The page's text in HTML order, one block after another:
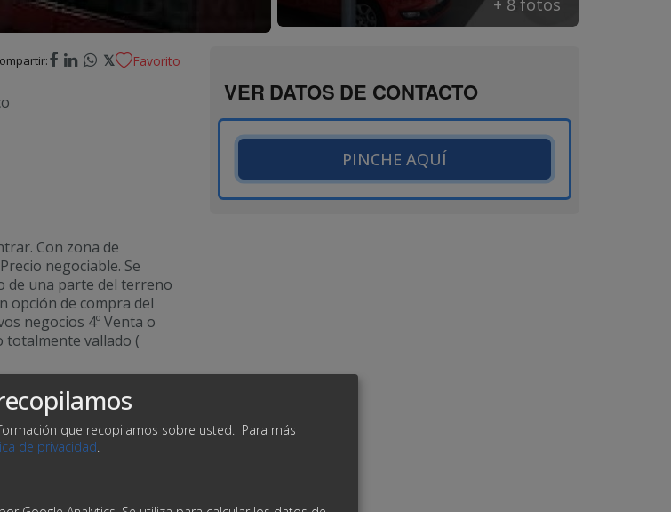
+ 8 fotos
𝕏 Favorito
Con zona de
negociable. Se
de una parte del terreno
opción de compra del
negocios 4º Venta o
totalmente vallado (
trifásica
VER DATOS DE CONTACTO
PINCHE AQUÍ
que recopilamos sobre usted. Para más
de privacidad.